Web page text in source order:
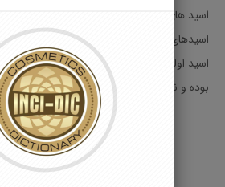
اسید های چرب آزاد موجود در یک گرم ماده
اسیدهای چرب آزاد بر حسب اسیدی که بیشتر
اسید اولئیک یا اسید پالمتیک است. در
بوده و نوع اسید چرب مهم نیست.